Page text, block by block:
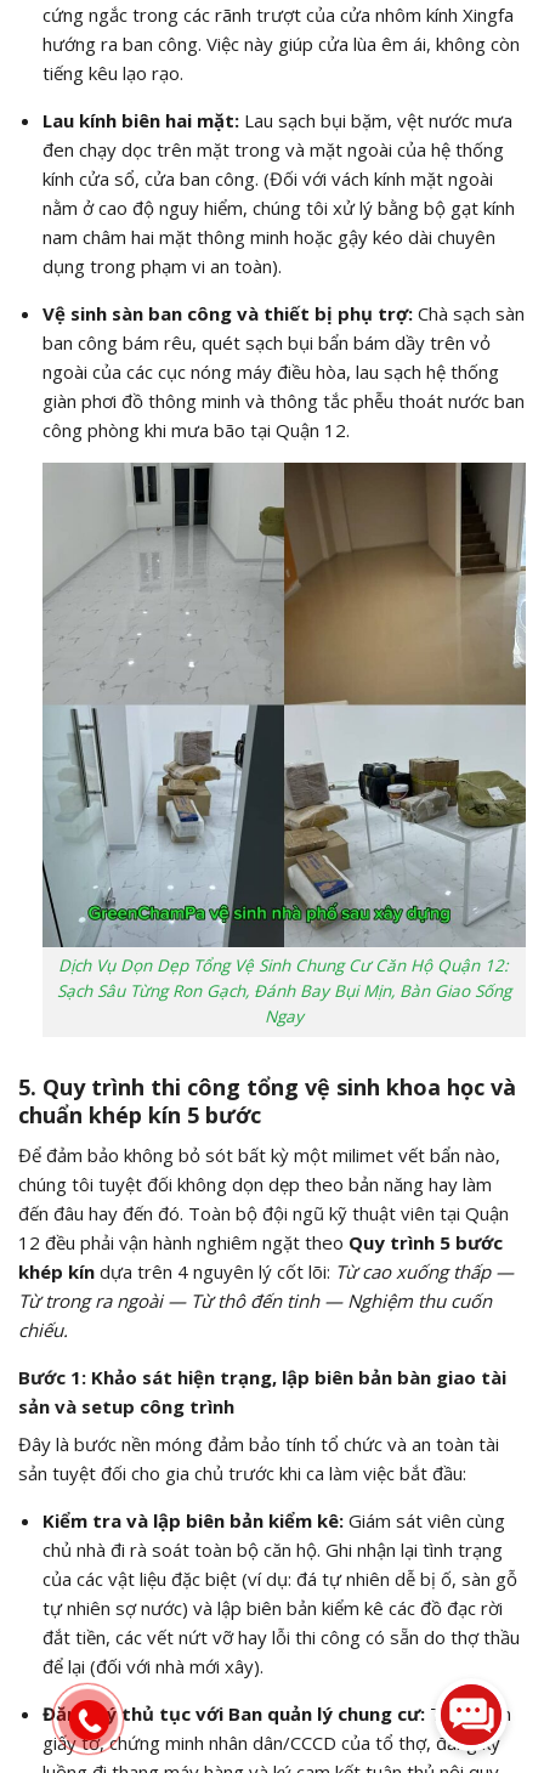
cứng ngắc trong các rãnh trượt của cửa nhôm kính Xingfa
hướng ra ban công. Việc này giúp cửa lùa êm ái, không còn
tiếng kêu lạo rạo.
Lau kính biên hai mặt:Lau sạch bụi bặm, vệt nước mưa
đen chạy dọc trên mặt trong và mặt ngoài của hệ thống
kính cửa sổ, cửa ban công. (Đối với vách kính mặt ngoài
nằm ở cao độ nguy hiểm, chúng tôi xử lý bằng bộ gạt kính
nam châm hai mặt thông minh hoặc gậy kéo dài chuyên
dụng trong phạm vi an toàn).
Vệ sinh sàn ban công và thiết bị phụ trợ:Chà sạch sàn
ban công bám rêu, quét sạch bụi bẩn bám dầy trên vỏ
ngoài của các cục nóng máy điều hòa, lau sạch hệ thống
giàn phơi đồ thông minh và thông tắc phễu thoát nước ban
công phòng khi mưa bão tại Quận 12.
Dịch Vụ Dọn Dẹp Tổng Vệ Sinh Chung Cư Căn Hộ Quận 12:
Sạch Sâu Từng Ron Gạch, Đánh Bay Bụi Mịn, Bàn Giao Sống
Ngay
5. Quy trình thi công tổng vệ sinh khoa học và
chuẩn khép kín 5 bước
Để đảm bảo không bỏ sót bất kỳ một milimet vết bẩn nào,
chúng tôi tuyệt đối không dọn dẹp theo bản năng hay làm
đến đâu hay đến đó. Toàn bộ đội ngũ kỹ thuật viên tại Quận
12 đều phải vận hành nghiêm ngặt theo Quy trình 5 bước
khép kín dựa trên 4 nguyên lý cốt lõi: Từ cao xuống thấp —
Từ trong ra ngoài — Từ thô đến tinh — Nghiệm thu cuốn
chiếu.
Bước 1: Khảo sát hiện trạng, lập biên bản bàn giao tài
sản và setup công trình
Đây là bước nền móng đảm bảo tính tổ chức và an toàn tài
sản tuyệt đối cho gia chủ trước khi ca làm việc bắt đầu:
Kiểm tra và lập biên bản kiểm kê:Giám sát viên cùng
chủ nhà đi rà soát toàn bộ căn hộ. Ghi nhận lại tình trạng
của các vật liệu đặc biệt (ví dụ: đá tự nhiên dễ bị ố, sàn gỗ
tự nhiên sợ nước) và lập biên bản kiểm kê các đồ đạc rời
đắt tiền, các vết nứt vỡ hay lỗi thi công có sẵn do thợ thầu
để lại (đối với nhà mới xây).
Đăng ký thủ tục với Ban quản lý chung cư:Trình diện
giấy tờ, chứng minh nhân dân/CCCD của tổ thợ, đăng ký